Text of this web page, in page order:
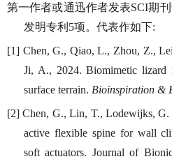
第一作者或通迅作者发表SCI期
发明专利5项。代表作如下:
[1] Chen, G., Qiao, L., Zhou, Z.,
Ji, A., 2024. Biomimetic lizard
surface terrain. Bioinspiration &
[2] Chen, G., Lin, T., Lodewijks, G.
active flexible spine for wall
soft actuators. Journal of